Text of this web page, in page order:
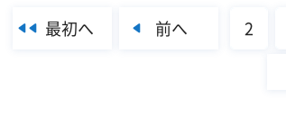
最初へ 前へ 2